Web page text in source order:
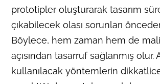
prototipler oluşturarak tasarım
çıkabilecek olası sorunları
Böylece, hem zaman hem de
açısından tasarruf sağlanmış olur.
kullanılacak yöntemlerin